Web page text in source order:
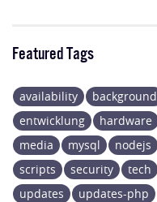
Featured Tags
availability background
entwicklung
hardware
media
mysql nodejs
scripts
security tech
updates
updates-php